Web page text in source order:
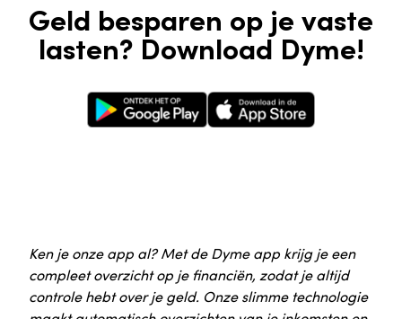
Geld besparen op je vaste
lasten? Download Dyme!
Google Play StoreApple App Store
Ken je onze app al? Met de Dyme app krijg je een
compleet overzicht op je financiën, zodat je altijd
controle hebt over je geld. Onze slimme technologie